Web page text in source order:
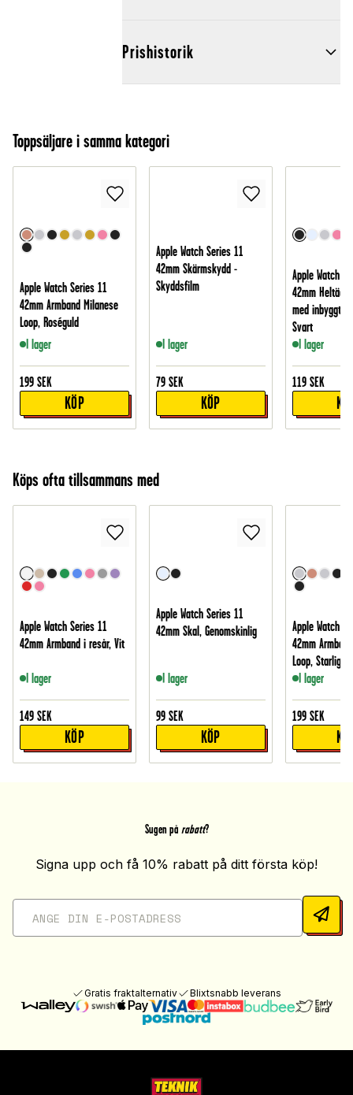
Prishistorik
Toppsäljare i samma kategori
Apple Watch Series 11
42mm Armband Milanese
Loop, Roséguld
I lager
199 SEK
KÖP
Apple Watch Series 11
42mm Skärmskydd -
Skyddsfilm
I lager
79 SEK
KÖP
Apple Watch
42mm
med inbyggt
Svart
I lager
119 SEK
Köps ofta tillsammans med
Apple Watch Series 11
42mm Armband i resår, Vit
I lager
149 SEK
KÖP
Apple Watch Series 11
42mm Skal, Genomskinlig
I lager
99 SEK
KÖP
Apple Watch
42mm
Loop, Starlight
I lager
199 SEK
Sugen på rabatt?
Signa upp och få 10% rabatt på ditt första köp!
Gratis fraktalternativ Blixtsnabb leverans